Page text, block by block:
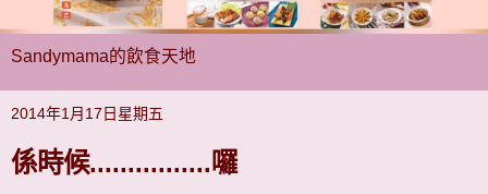
Sandymama的飲食天地
2014年1月17日星期五
係時候................囉